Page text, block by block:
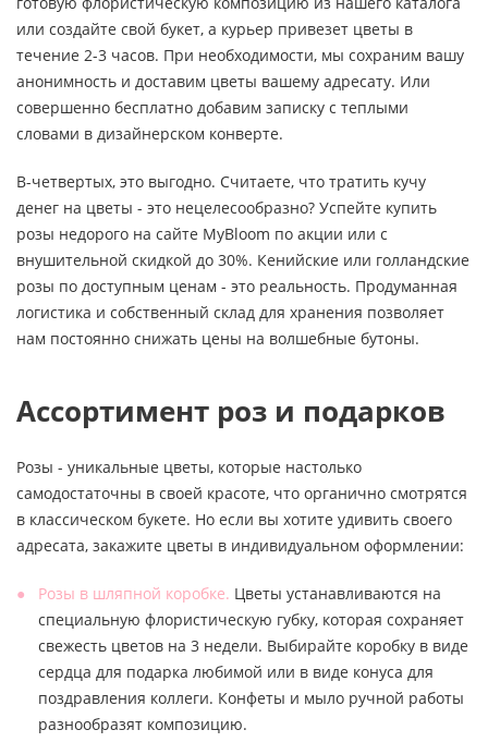
или создайте свой букет, а курьер привезет цветы в
течение 2-3 часов. При необходимости, мы сохраним вашу
анонимность и доставим цветы вашему адресату. Или
совершенно бесплатно добавим записку с теплыми
словами в дизайнерском конверте.
В-четвертых, это выгодно. Считаете, что тратить кучу
денег на цветы - это нецелесообразно? Успейте купить
розы недорого на сайте MyBloom по акции или с
внушительной скидкой до 30%. Кенийские или голландские
розы по доступным ценам - это реальность. Продуманная
логистика и собственный склад для хранения позволяет
нам постоянно снижать цены на волшебные бутоны.
Ассортимент роз и подарков
Розы - уникальные цветы, которые настолько
самодостаточны в своей красоте, что органично смотрятся
в классическом букете. Но если вы хотите удивить своего
адресата, закажите цветы в индивидуальном оформлении:
Розы в шляпной коробке. Цветы устанавливаются на
специальную флористическую губку, которая сохраняет
свежесть цветов на 3 недели. Выбирайте коробку в виде
сердца для подарка любимой или в виде конуса для
поздравления коллеги. Конфеты и мыло ручной работы
разнообразят композицию.